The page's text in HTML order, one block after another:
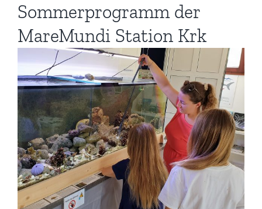
Sommerprogramm der
MareMundi Station Krk